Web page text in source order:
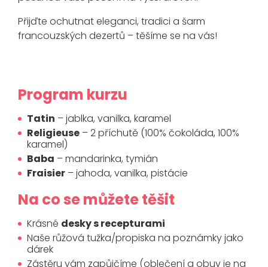
Přijďte ochutnat eleganci, tradici a šarm
francouzských dezertů – těšíme se na vás!
Program kurzu
Tatin – jablka, vanilka, karamel
Religieuse – 2 příchutě (100% čokoláda, 100%
karamel)
Baba – mandarinka, tymián
Fraisier – jahoda, vanilka, pistácie
Na co se můžete těšit
Krásné desky s recepturami
Naše růžová tužka/propiska na poznámky jako
dárek
Zástěru vám zapůjčíme (oblečení a obuv je na